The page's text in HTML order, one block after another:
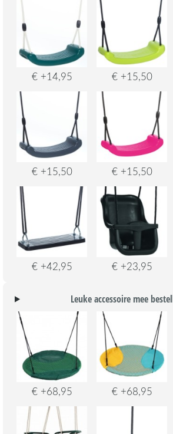
€ +14,95 € +15,50
€ +15,50 € +15,50
€ +42,95 € +23,95
Leuke accessoire mee
€ +68,95 € +68,95